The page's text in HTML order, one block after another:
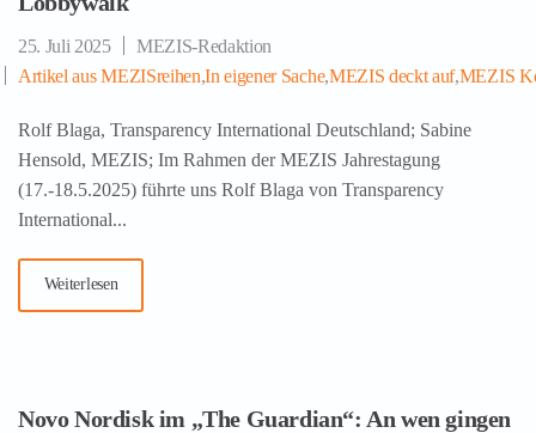
25. Juli 2025
MEZIS-Redaktion
Artikel aus MEZISreihen,In eigener Sache,MEZIS deckt auf,MEZIS
Rolf Blaga, Transparency International Deutschland; Sabine
Hensold, MEZIS; Im Rahmen der MEZIS Jahrestagung
(17.-18.5.2025) führte uns Rolf Blaga von Transparency
International...
Weiterlesen
Novo Nordisk im „The Guardian“: An wen gingen